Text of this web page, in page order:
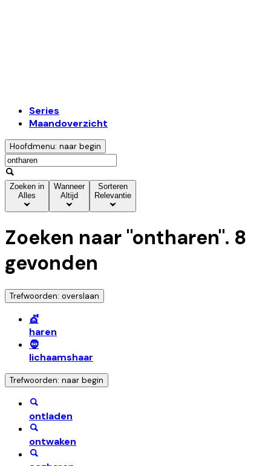
Series
Maandoverzicht
Hoofdmenu: naar begin
Zoeken in
Alles
Wanneer
Altijd
Sorteren
Relevantie
Zoeken naar "ontharen". 8
gevonden
Trefwoorden: overslaan
💇
haren
🧔
lichaamshaar
Trefwoorden: naar begin
ontladen
ontwaken